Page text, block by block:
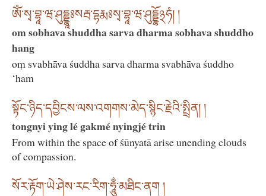
ཨོཾ་སྭ་བྷཱ་ཝ་ཤུདྡྷཱཿསརྦ་དྷརྨཿསྭ་བྷཱ་ཝ་ཤུདྡྷོ྅ཧཾ། །
om sobhava shuddha sarva dharma sobhava shuddho
hang
oṃ svabhāva śuddha sarva dharma svabhāva śuddho
‘ham
སྟོང་ཉིད་དབྱིངས་ལས་འགགས་མེད་སྙིང་རྗེའི་སྤྲིན། །
tongnyi ying lé gakmé nyingjé trin
From within the space of śūnyatā arise unending clouds
of compassion.
སོར་རྟོག་ཡེ་ཤེས་རང་རིག་ཧཱུྂ་མཐིང་ནག །